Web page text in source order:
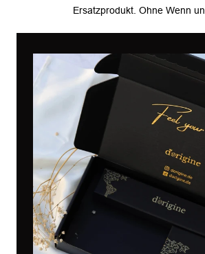
Ersatzprodukt. Ohne Wenn